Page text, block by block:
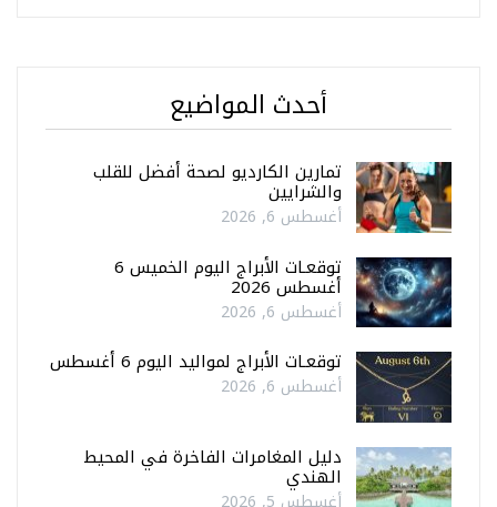
أحدث المواضيع
تمارين الكارديو لصحة أفضل للقلب
والشرايين
أغسطس 6, 2026
توقعـات الأبراج اليوم الخميس 6
أغسطس 2026
أغسطس 6, 2026
توقعـات الأبراج لمواليد اليوم 6 أغسطس
أغسطس 6, 2026
دليل المغامرات الفاخرة في المحيط
الهندي